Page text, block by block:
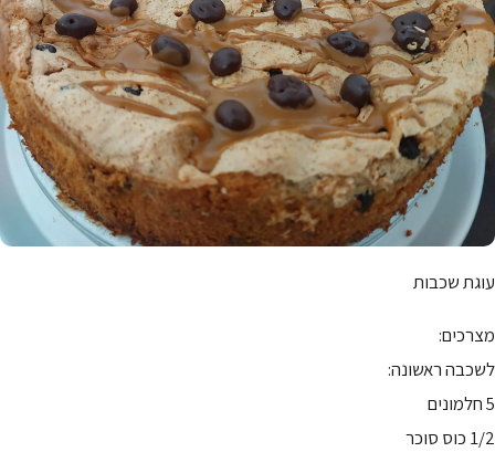
עוגת שכבות
מצרכים:
לשכבה ראשונה:
5 חלמונים
1/2 כוס סוכר